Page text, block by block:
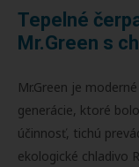
Tepelné
Mr.Green s
Mr.Green je
generácie, ktoré
účinnosť, tichú
ekologické chladivo